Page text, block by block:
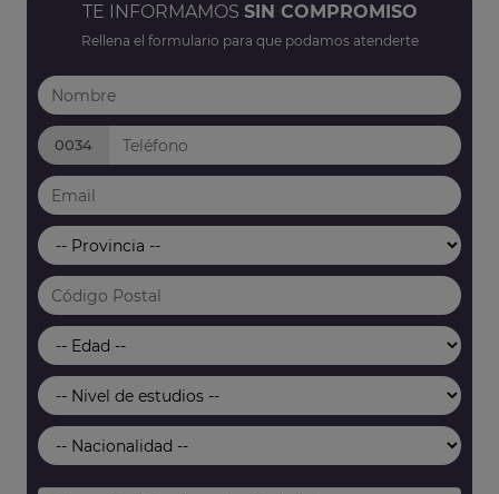
TE INFORMAMOS SIN COMPROMISO
Rellena el formulario para que podamos atenderte
0034